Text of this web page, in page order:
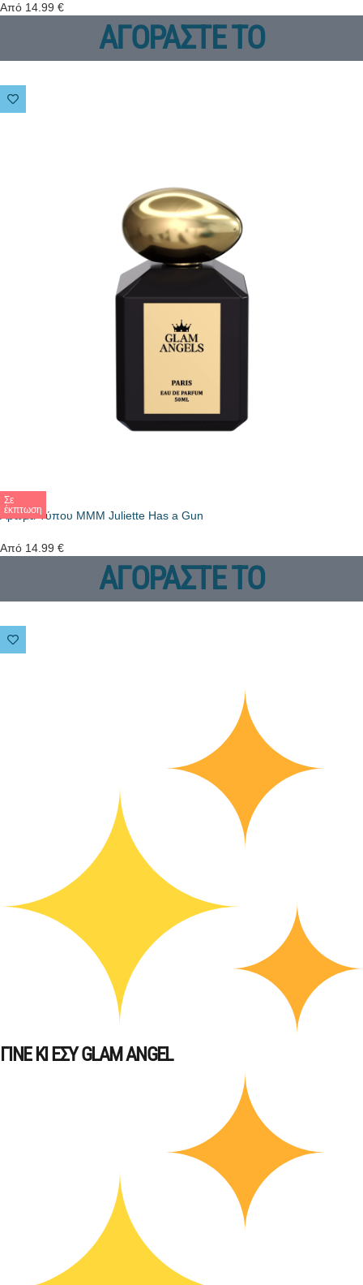
Από 14.99 €
ΑΓΟΡΑΣΤΕ ΤΟ
Σε
έκπτωση
Άρωμα Τύπου MMM Juliette Has a Gun
Από 14.99 €
ΑΓΟΡΑΣΤΕ ΤΟ
ΓΙΝΕ ΚΙ ΕΣΥ GLAM ANGEL